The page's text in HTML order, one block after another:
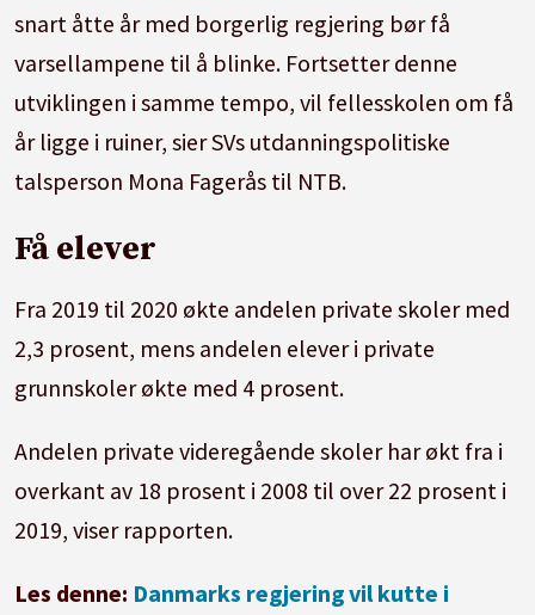
snart åtte år med borgerlig regjering bør få
varsellampene til å blinke. Fortsetter denne
utviklingen i samme tempo, vil fellesskolen om få
år ligge i ruiner, sier SVs utdanningspolitiske
talsperson Mona Fagerås til NTB.
Få elever
Fra 2019 til 2020 økte andelen private skoler med
2,3 prosent, mens andelen elever i private
grunnskoler økte med 4 prosent.
Andelen private videregående skoler har økt fra i
overkant av 18 prosent i 2008 til over 22 prosent i
2019, viser rapporten.
Les denne: Danmarks regjering vil kutte i